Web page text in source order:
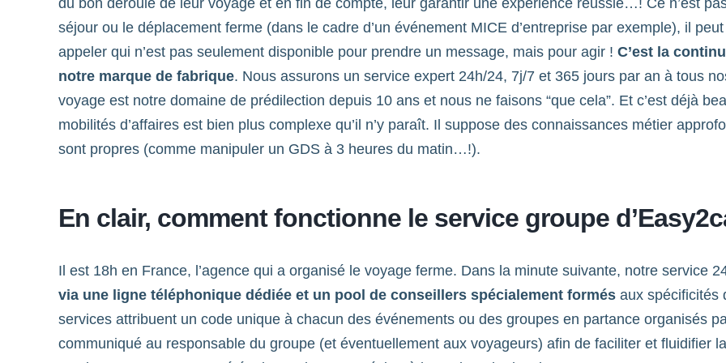
du bon déroulé de leur voyage et en fin de compte, leur garantir une expérience réussie…! Ce n’est
séjour ou le déplacement ferme (dans le cadre d’un événement MICE d’entreprise par exemple), il
appeler qui n’est pas seulement disponible pour prendre un message, mais pour agir ! C’est la
notre marque de fabrique. Nous assurons un service expert 24h/24, 7j/7 et 365 jours par an à tous
voyage est notre domaine de prédilection depuis 10 ans et nous ne faisons “que cela”. Et c’est déjà
mobilités d’affaires est bien plus complexe qu’il n’y paraît. Il suppose des connaissances métier
sont propres (comme manipuler un GDS à 3 heures du matin…!).
En clair, comment fonctionne le service groupe
Il est 18h en France, l’agence qui a organisé le voyage ferme. Dans la minute suivante, notre service
via une ligne téléphonique dédiée et un pool de conseillers spécialement formés aux spécificités
services attribuent un code unique à chacun des événements ou des groupes en partance organisés
communiqué au responsable du groupe (et éventuellement aux voyageurs) afin de faciliter et fluidifier